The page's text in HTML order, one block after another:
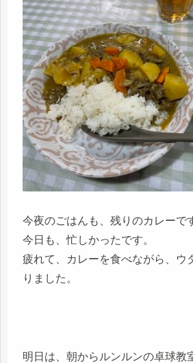
今夜のごはんも、残りのカレーで
今日も、忙しかったです。
疲れて、カレーを食べながら、ウ
りました。
明日は、朝からルンルンの卓球教